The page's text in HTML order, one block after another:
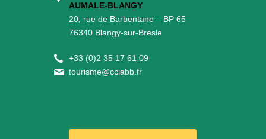
AUMALE-BLANGY
20, rue de Barbentane – BP 65
76340 Blangy-sur-Bresle
+33 (0)2 35 17 61 09
tourisme@cciabb.fr